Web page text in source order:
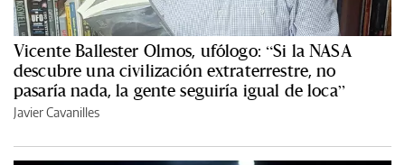
Vicente Ballester Olmos, ufólogo: “Si la NASA
descubre una civilización extraterrestre, no
pasaría nada, la gente seguiría igual de loca”
Javier Cavanilles